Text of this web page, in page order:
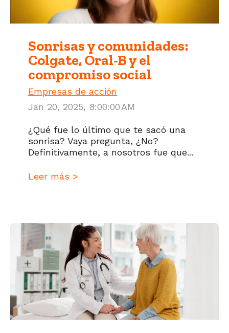
Sonrisas y comunidades:
Colgate, Oral-B y el
compromiso social
Empresas de acción
Jan 20, 2025, 8:00:00 AM
¿Qué fue lo último que te sacó una
sonrisa? Vaya pregunta, ¿No?
Definitivamente, a nosotros fue que...
Leer más >